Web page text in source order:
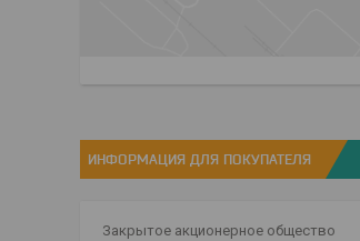
ИНФОРМАЦИЯ ДЛЯ ПОКУПАТЕЛЯ
Закрытое акционерное общество